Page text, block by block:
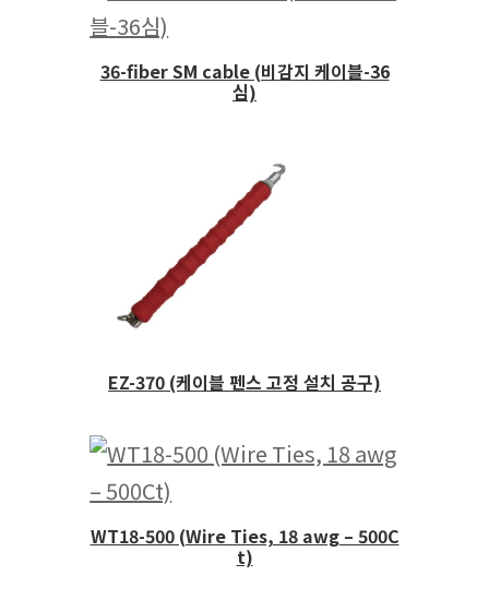
36-fiber SM cable (비감지 케이블-36
심)
EZ-370 (케이블 펜스 고정 설치 공구)
WT18-500 (Wire Ties, 18 awg – 500C
t)